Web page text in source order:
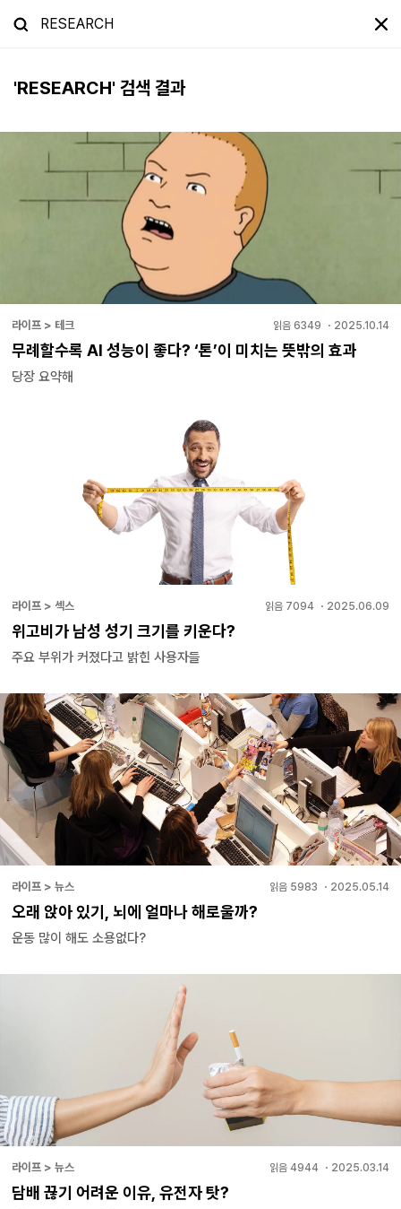
'RESEARCH' 검색 결과
라이프 > 테크 읽음 6349 ・ 2025.10.14
무례할수록 AI 성능이 좋다? ‘톤’이 미치는 뜻밖의 효과
당장 요약해
라이프 > 섹스 읽음 7094 ・ 2025.06.09
위고비가 남성 성기 크기를 키운다?
주요 부위가 커졌다고 밝힌 사용자들
라이프 > 뉴스 읽음 5983 ・ 2025.05.14
오래 앉아 있기, 뇌에 얼마나 해로울까?
운동 많이 해도 소용없다?
라이프 > 뉴스 읽음 4944 ・ 2025.03.14
담배 끊기 어려운 이유, 유전자 탓?